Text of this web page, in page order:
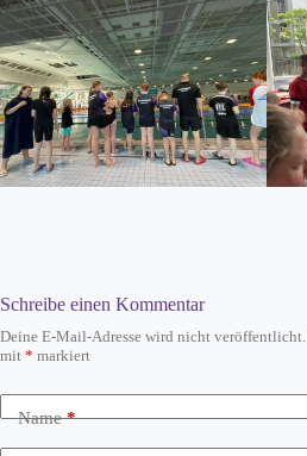
Schreibe einen Kommentar
Deine E-Mail-Adresse wird nicht veröffentlicht.
mit * markiert
Name*